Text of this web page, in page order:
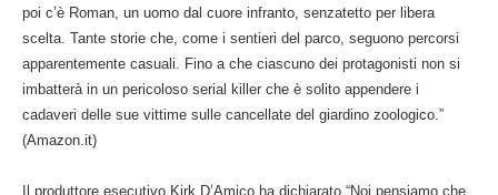
poi c’è Roman, un uomo dal cuore infranto, senzatetto per libera
scelta. Tante storie che, come i sentieri del parco, seguono percorsi
apparentemente casuali. Fino a che ciascuno dei protagonisti non si
imbatterà in un pericoloso serial killer che è solito appendere i
cadaveri delle sue vittime sulle cancellate del giardino zoologico.”
(Amazon.it)
Il produttore esecutivo Kirk D’Amico ha dichiarato “Noi pensiamo che